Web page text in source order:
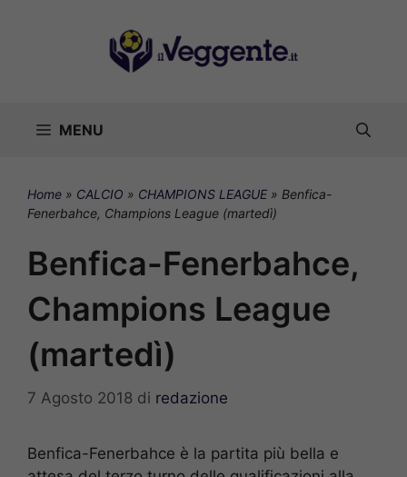
MENU
Home » CALCIO » CHAMPIONS LEAGUE» Benfica-
Fenerbahce, Champions League (martedì)
Benfica-Fenerbahce,
Champions League
(martedì)
7 Agosto 2018 di redazione
Benfica-Fenerbahce è la partita più bella e